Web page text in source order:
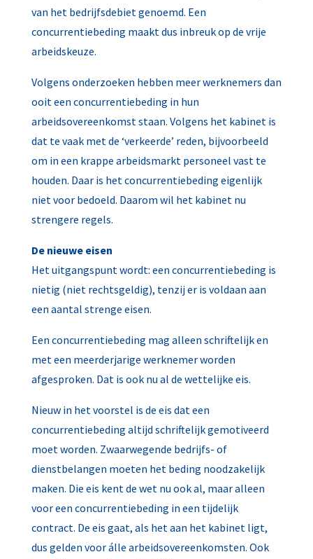
van het bedrijfsdebiet genoemd. Een
concurrentiebeding maakt dus inbreuk op de vrije
arbeidskeuze.
Volgens onderzoeken hebben meer werknemers dan
ooit een concurrentiebeding in hun
arbeidsovereenkomst staan. Volgens het kabinet is
dat te vaak met de ‘verkeerde’ reden, bijvoorbeeld
om in een krappe arbeidsmarkt personeel vast te
houden. Daar is het concurrentiebeding eigenlijk
niet voor bedoeld. Daarom wil het kabinet nu
strengere regels.
De nieuwe eisen
Het uitgangspunt wordt: een concurrentiebeding is
nietig (niet rechtsgeldig), tenzij er is voldaan aan
een aantal strenge eisen.
Een concurrentiebeding mag alleen schriftelijk en
met een meerderjarige werknemer worden
afgesproken. Dat is ook nu al de wettelijke eis.
Nieuw in het voorstel is de eis dat een
concurrentiebeding altijd schriftelijk gemotiveerd
moet worden. Zwaarwegende bedrijfs- of
dienstbelangen moeten het beding noodzakelijk
maken. Die eis kent de wet nu ook al, maar alleen
voor een concurrentiebeding in een tijdelijk
contract. De eis gaat, als het aan het kabinet ligt,
dus gelden voor álle arbeidsovereenkomsten. Ook